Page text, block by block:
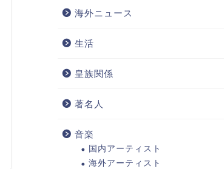
とめ！現在までの元カノや恋愛遍
を画像で紹介！
海外ニュース
生活
皇族関係
著名人
音楽
国内アーティスト
海外アーティスト